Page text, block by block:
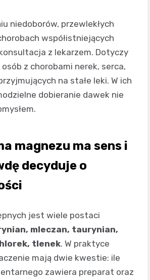
niedoborów, przewlekłych
współistniejących
z lekarzem. Dotyczy
z chorobami nerek, serca,
na stałe leki. W ich
dobieranie dawek nie
magnezu ma sens i
decyduje o
jest wiele postaci
mleczan, taurynian,
tlenek. W praktyce
mają dwie kwestie: ile
zawiera preparat oraz